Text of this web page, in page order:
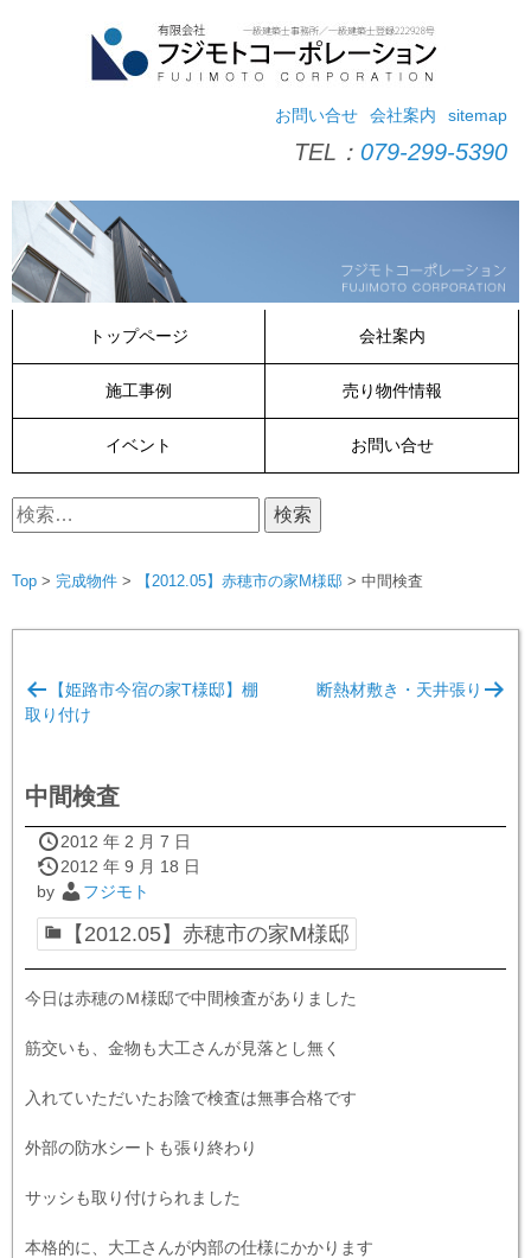
sitemap
会社案内
お問い合せ
TEL： 079-299-5390
トップページ 会社案内
施工事例 売り物件情報
イベント お問い合せ
検
索:
Top > 完成物件 > 【2012.05】赤穂市の家M様邸 > 中間検査
稿
ゲ
ー
シ
ョ
ン
【姫路市今宿の家T様邸】棚
取り付け
断熱材敷き・天井張り
中間検査
2012 年 2 月 7 日
2012 年 9 月 18 日
by
フジモト
【2012.05】赤穂市の家M様邸
今日は赤穂のＭ様邸で中間検査がありました
筋交いも、金物も大工さんが見落とし無く
入れていただいたお陰で検査は無事合格です
外部の防水シートも張り終わり
サッシも取り付けられました
本格的に、大工さんが内部の仕様にかかります